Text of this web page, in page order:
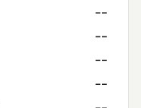
--
--
--
--